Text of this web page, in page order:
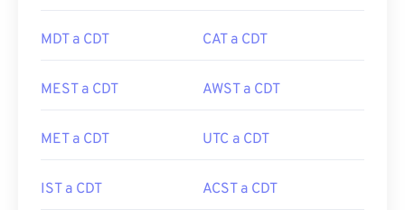
MDT a CDT CAT a CDT
MEST a CDT AWST a CDT
MET a CDT UTC a CDT
IST a CDT ACST a CDT